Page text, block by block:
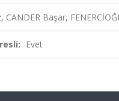
CANDER Başar,
Evet